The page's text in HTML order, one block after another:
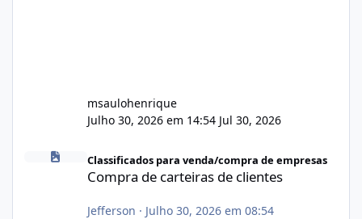
msaulohenrique
Julho 30, 2026 em 14:54 Jul 30, 2026
Compra de carteiras de clientes
Classificados para venda/compra de empresas
Compra de carteiras de clientes
Jefferson · Julho 30, 2026 em 08:54